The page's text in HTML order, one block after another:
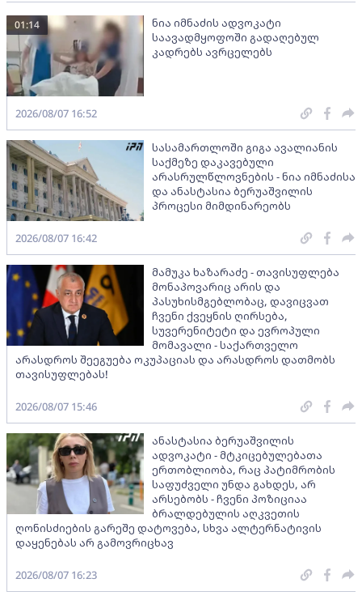
ნია იმნაძის ადვოკატი
საავადმყოფოში გადაღებულ
კადრებს ავრცელებს
01:14
2026/08/07 16:52
სასამართლოში გიგა ავალიანის
საქმეზე დაკავებული
არასრულწლოვნების - ნია იმნაძისა
და ანასტასია ბერუაშვილის
პროცესი მიმდინარეობს
2026/08/07 16:42
მამუკა ხაზარაძე - თავისუფლება
მონაპოვარიც არის და
პასუხისმგებლობაც, დავიცვათ
ჩვენი ქვეყნის ღირსება,
სუვერენიტეტი და ევროპული
მომავალი - საქართველო
არასდროს შეეგუება ოკუპაციას და არასდროს დათმობს
თავისუფლებას!
2026/08/07 15:46
ანასტასია ბერუაშვილის
ადვოკატი - მტკიცებულებათა
ერთობლიობა, რაც პატიმრობის
საფუძველი უნდა გახდეს, არ
არსებობს - ჩვენი პოზიციაა
ბრალდებულის აღკვეთის
ღონისძიების გარეშე დატოვება, სხვა ალტერნატივის
დაყენებას არ გამოვრიცხავ
2026/08/07 16:23